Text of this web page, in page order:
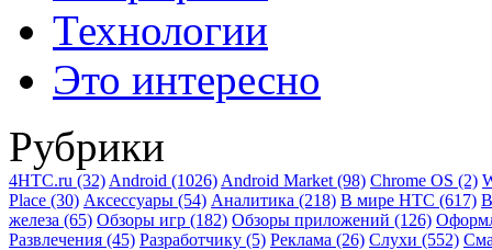
Технологии
Это интересно
Рубрики
4HTC.ru (32) Android (1026) Android Market (98) Chrome OS (2)
Place (30) Аксессуары (54) Аналитика (218) В мире HTC (617)
железа (65) Обзоры игр (182) Обзоры приложений (126)
Развлечения (45) Разработчику (5) Реклама (26) Слухи (552)